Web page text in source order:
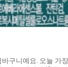
구니예요. 오늘 가